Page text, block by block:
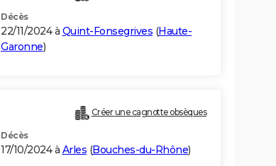
Décès
22/11/2024 à Quint-Fonsegrives (Haute-
Garonne)
Créer une cagnotte obsèques
Décès
17/10/2024 à Arles (Bouches-du-Rhône)